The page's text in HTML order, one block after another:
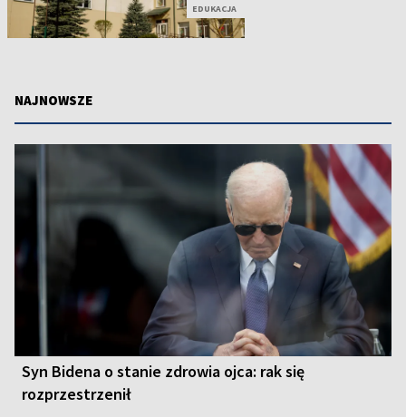
EDUKACJA
NAJNOWSZE
Syn Bidena o stanie zdrowia ojca: rak się
rozprzestrzenił